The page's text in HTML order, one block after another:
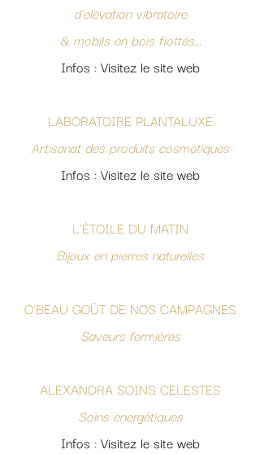
d'élévation vibratoire
& mobils en bois flottés...
Infos : Visitez le site web
LABORATOIRE PLANTALUXE
Artisanat des produits cosmetiques
Infos : Visitez le site web
L'ÉTOILE DU MATIN
Bijoux en pierres naturelles
O'BEAU GOÛT DE NOS CAMPAGNES
Saveurs fermières
ALEXANDRA SOINS CELESTES
Soins énergétiques
Infos : Visitez le site web